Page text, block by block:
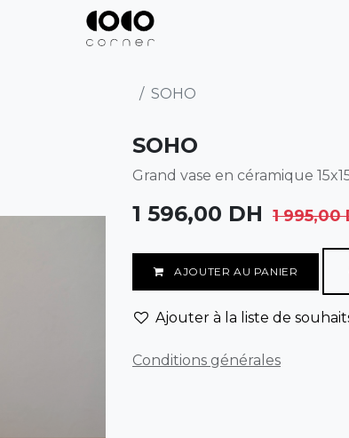
SOHO
SOHO
Grand vase en céramique
1 596,00 DH 1 995,00
AJOUTER AU PANIER
Ajouter à la liste de
Conditions générales